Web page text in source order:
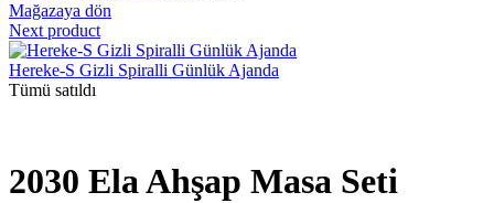
Mağazaya dön
Next product
Hereke-S Gizli Spiralli Günlük Ajanda
Tümü satıldı
2030 Ela Ahşap Masa Seti